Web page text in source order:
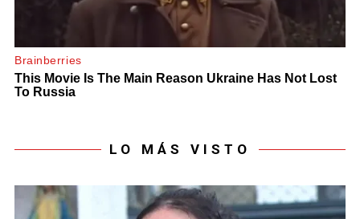
LO MÁS VISTO